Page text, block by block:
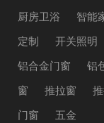
厨房卫浴
智能
定制
开关照明
铝合金门窗
铝
窗
推拉窗
门窗
五金